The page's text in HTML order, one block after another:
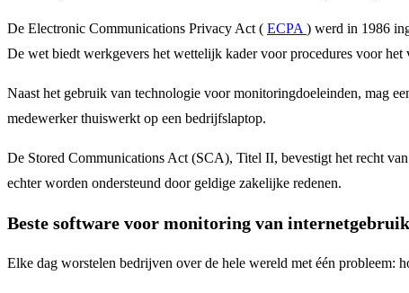
De Electronic Communications Privacy Act ( ECPA ) werd in 1986
De wet biedt werkgevers het wettelijk kader voor procedures voor het
Naast het gebruik van technologie voor monitoringdoeleinden, mag
medewerker thuiswerkt op een bedrijfslaptop.
De Stored Communications Act (SCA), Titel II, bevestigt het recht
echter worden ondersteund door geldige zakelijke redenen.
Beste software voor monitoring van internetgebruik
Elke dag worstelen bedrijven over de hele wereld met één